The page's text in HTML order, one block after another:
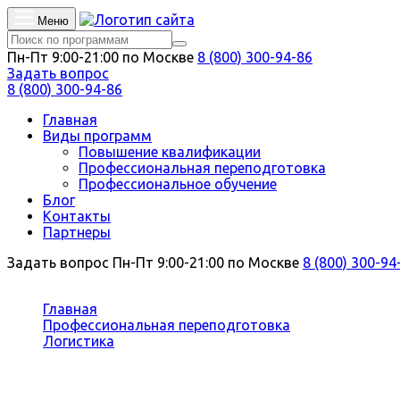
Меню
Пн-Пт 9:00-21:00 по Москве 8 (800) 300-94-86
Задать вопрос
8 (800) 300-94-86
Главная
Виды программ
Повышение квалификации
Профессиональная переподготовка
Профессиональное обучение
Блог
Контакты
Партнеры
Задать вопрос Пн-Пт 9:00-21:00 по Москве 8 (800) 300-
Главная
Профессиональная переподготовка
Логистика